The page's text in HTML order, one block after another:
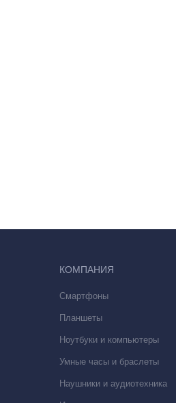
КОМПАНИЯ
Смартфоны
Планшеты
Ноутбуки и компьютеры
Умные часы и браслеты
Наушники и аудиотехника